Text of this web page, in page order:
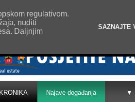
Najave događanja ▼
regulativom.
nuditi
Daljnjim
SAZNAJTE